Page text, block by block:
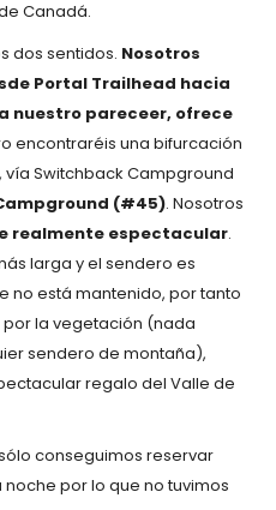
Canadá.
dos sentidos. Nosotros
Portal Trailhead hacia
nuestro pareceer, ofrece
encontraréis una bifurcación
vía Switchback Campground
(#45). Nosotros
realmente espectacular.
larga y el sendero es
no está mantenido, por tanto
la vegetación (nada
sendero de montaña),
regalo del Valle de
conseguimos reservar
por lo que no tuvimos